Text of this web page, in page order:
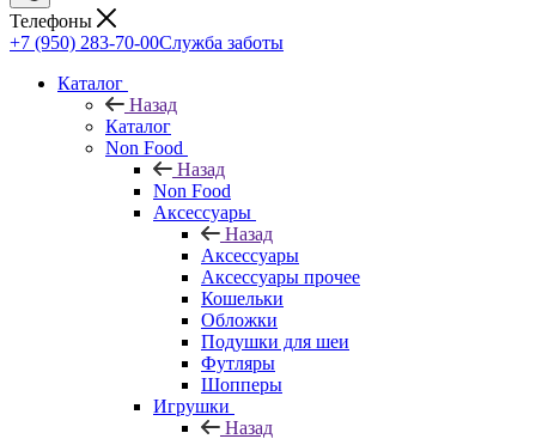
Телефоны
+7 (950) 283-70-00Служба заботы
Каталог
Назад
Каталог
Non Food
Назад
Non Food
Аксессуары
Назад
Аксессуары
Аксессуары прочее
Кошельки
Обложки
Подушки для шеи
Футляры
Шопперы
Игрушки
Назад